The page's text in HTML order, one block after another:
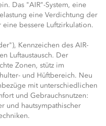
Das "AIR"-System, eine
eine Verdichtung der
bessere Luftzirkulation.
Kennzeichen des AIR-
Luftaustausch. Der
Zonen, stütz im
und Hüftbereich. Neu
mit unterschiedlichen
und Gebrauchsnutzen:
und hautsympathischer